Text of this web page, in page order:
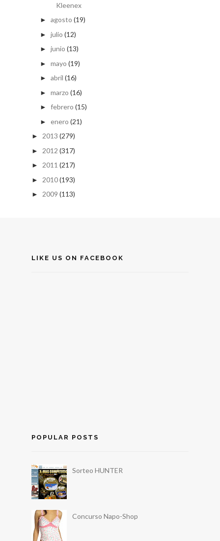
Kleenex
► agosto (19)
► julio (12)
► junio (13)
► mayo (19)
► abril (16)
► marzo (16)
► febrero (15)
► enero (21)
► 2013 (279)
► 2012 (317)
► 2011 (217)
► 2010(193)
► 2009 (113)
LIKE US ON FACEBOOK
POPULAR POSTS
Sorteo HUNTER
Concurso Napo-Shop